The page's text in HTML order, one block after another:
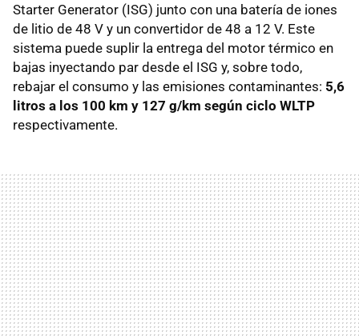
Starter Generator (ISG) junto con una batería de iones
de litio de 48 V y un convertidor de 48 a 12 V. Este
sistema puede suplir la entrega del motor térmico en
bajas inyectando par desde el ISG y, sobre todo,
rebajar el consumo y las emisiones contaminantes: 5,6
litros a los 100 km y 127 g/km según ciclo WLTP
respectivamente.